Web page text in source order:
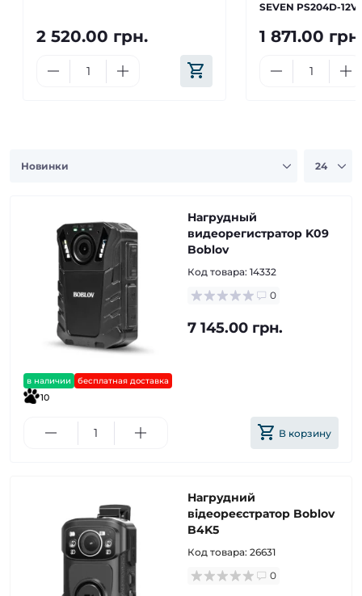
2 520.00 грн.
SEVEN PS204D-12V
1 871.00
в наличии бесплатная доставка
10
Нагрудный
видеорегистратор K09
Boblov
Код товара: 14332
0
7 145.00 грн.
В корзину
Нагрудний
відеореєстратор Boblov
B4K5
Код товара: 26631
0